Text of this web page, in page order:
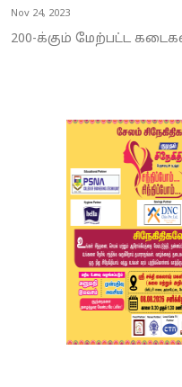
Spirituality
Nov 24, 2023
200-க்கும் மேற்பட்ட